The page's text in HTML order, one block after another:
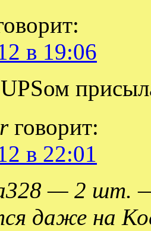
в 19:06
говорит:
в 22:01
— 2 шт.
даже на